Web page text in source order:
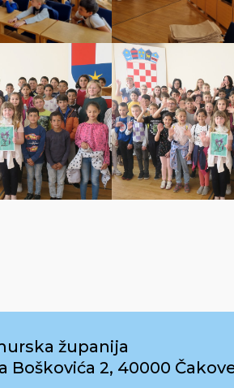
županija
Boškovića 2, 40000